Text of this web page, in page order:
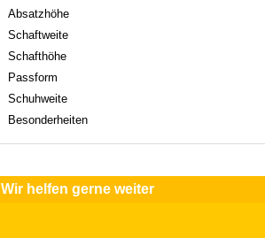
Absatzhöhe
Schaftweite
Schafthöhe
Passform
Schuhweite
Besonderheiten
Wir helfen gerne weiter